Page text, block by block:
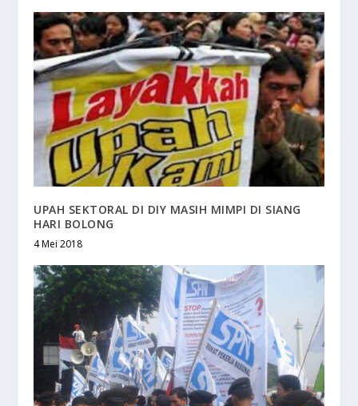
UPAH SEKTORAL DI DIY MASIH MIMPI DI SIANG
HARI BOLONG
4 Mei 2018